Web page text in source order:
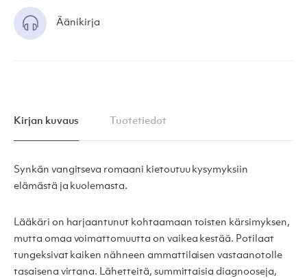
Äänikirja
Kirjan kuvaus Tuotetiedot
Synkän vangitseva romaani kietoutuu kysymyksiin
elämästä ja kuolemasta.
Lääkäri on harjaantunut kohtaamaan toisten kärsimyksen,
mutta omaa voimattomuutta on vaikea kestää. Potilaat
tungeksivat kaiken nähneen ammattilaisen vastaanotolle
tasaisena virtana. Lähetteitä, summittaisia diagnooseja,